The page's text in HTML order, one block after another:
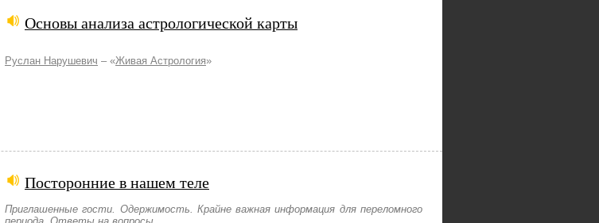
Основы анализа астрологической карты
Руслан Нарушевич – «Живая Астрология»
Посторонние в нашем теле
Приглашенные гости. Одержимость. Крайне важная информация для переломного